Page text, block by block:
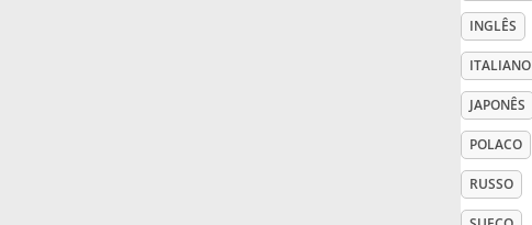
INGLÊS
ITALIANO
JAPONÊS
POLACO
RUSSO